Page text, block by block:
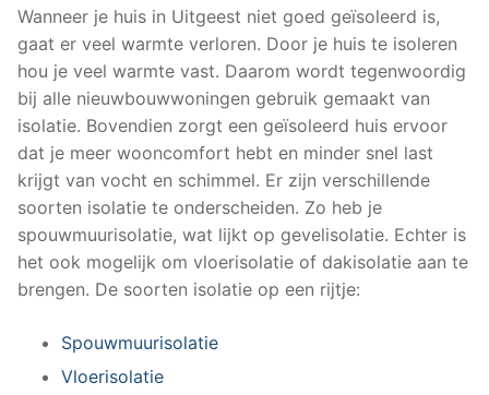
Wanneer je huis in Uitgeest niet goed geïsoleerd is,
gaat er veel warmte verloren. Door je huis te isoleren
hou je veel warmte vast. Daarom wordt tegenwoordig
bij alle nieuwbouwwoningen gebruik gemaakt van
isolatie. Bovendien zorgt een geïsoleerd huis ervoor
dat je meer wooncomfort hebt en minder snel last
krijgt van vocht en schimmel. Er zijn verschillende
soorten isolatie te onderscheiden. Zo heb je
spouwmuurisolatie, wat lijkt op gevelisolatie. Echter is
het ook mogelijk om vloerisolatie of dakisolatie aan te
brengen. De soorten isolatie op een rijtje:
Spouwmuurisolatie
Vloerisolatie